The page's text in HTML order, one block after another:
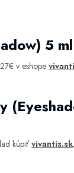
5
v eshope
kúpiťvivantis.sk.